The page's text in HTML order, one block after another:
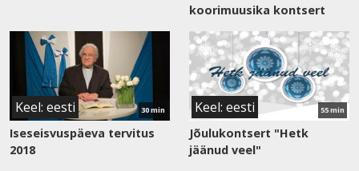
koorimuusika kontsert
Vaata
saadet
30 min
Keel: eesti
Iseseisvuspäeva tervitus
2018
Vaata
saadet
55 min
Keel: eesti
Jõulukontsert "Hetk
jäänud veel"